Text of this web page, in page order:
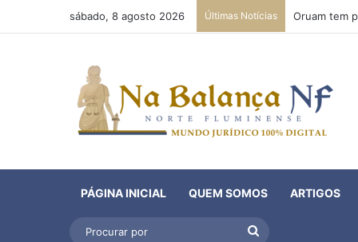
sábado, 8 agosto 2026 Últimas Notícias
PÁGINA INICIAL QUEM SOMOS ARTIGOS